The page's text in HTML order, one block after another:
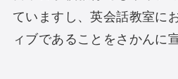
ていますし、英会話教室に
ィブであることをさかんに